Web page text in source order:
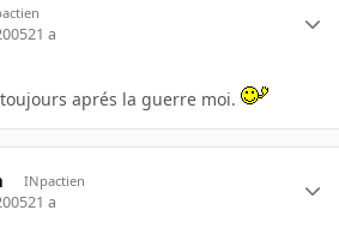
21 a
aprés la guerre moi.
INpactien
21 a